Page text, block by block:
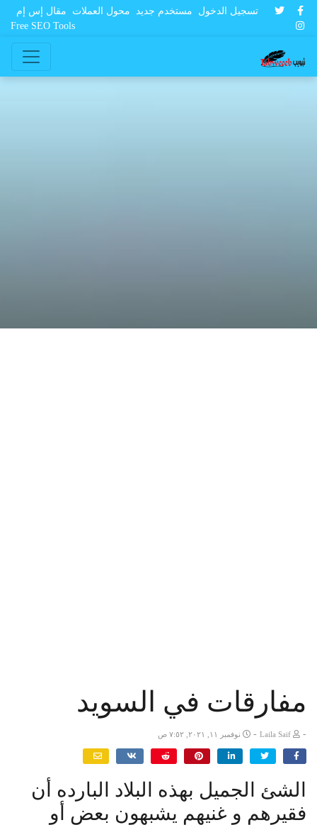
تسجيل الدخول مستخدم جديد محول العملات
مقال إس إم
Free SEO Tools
مفارقات في السويد
-
- نوفمبر ١١, ٢٠٢١, ٧:٥٢ ص
الشئ الجميل بهذه البلاد البارده أن
فقيرهم و غنيهم يشبهون بعض أو